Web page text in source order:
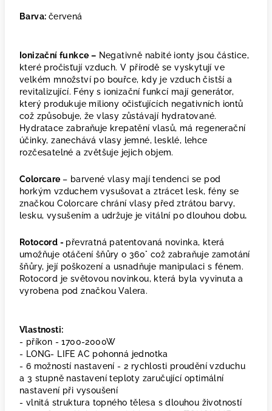
Barva: červená
Ionizační funkce – Negativně nabité ionty jsou částice,
které pročisťují vzduch. V přírodě se vyskytují ve
velkém množství po bouřce, kdy je vzduch čistší a
revitalizující. Fény s ionizační funkcí mají generátor,
který produkuje miliony očisťujících negativních iontů
což způsobuje, že vlasy zůstávají hydratované.
Hydratace zabraňuje krepatění vlasů, má regenerační
účinky, zanechává vlasy jemné, lesklé, lehce
rozčesatelné a zvětšuje jejich objem.
Colorcare – barvené vlasy mají tendenci se pod
horkým vzduchem vysušovat a ztrácet lesk, fény se
značkou Colorcare chrání vlasy před ztrátou barvy,
lesku, vysušením a udržuje je vitální po dlouhou dobu.
Rotocord - převratná patentovaná novinka, která
umožňuje otáčení šňůry o 360° což zabraňuje zamotání
šňůry, její poškození a usnadňuje manipulaci s fénem.
Rotocord je světovou novinkou, která byla vyvinuta a
vyrobena pod značkou Valera.
Vlastnosti:
- příkon - 1700-2000W
- LONG- LIFE AC pohonná jednotka
- 6 možností nastavení - 2 rychlosti proudění vzduchu
a 3 stupně nastavení teploty zaručující optimální
nastavení při vysoušení
- vlnitá struktura topného tělesa s dlouhou životností